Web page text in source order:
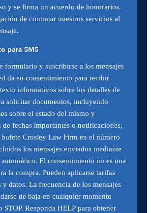
y se firma un acuerdo de honorarios.
de contratar nuestros servicios al
para SMS
formulario y suscribirse a los mensajes
da su consentimiento para recibir
informativos sobre los detalles de
solicitar documentos, incluyendo
sobre el estado del mismo y
de fechas importantes o notificaciones,
Crosley Law Firm en el número
los mensajes enviados mediante
El consentimiento no es una
la compra. Pueden aplicarse tarifas
y datos. La frecuencia de los mensajes
de baja en cualquier momento
STOP. Responda HELP para obtener